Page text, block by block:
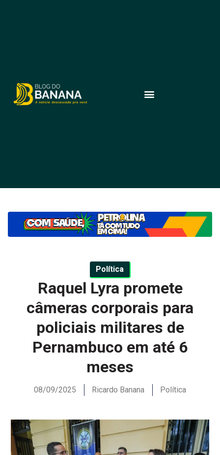
Política
Raquel Lyra promete
câmeras corporais para
policiais militares de
Pernambuco em até 6
meses
08/09/2025 Ricardo Banana Política